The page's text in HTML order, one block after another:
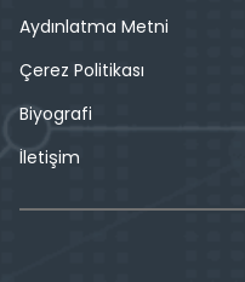
Aydınlatma Metni
Çerez Politikası
Biyografi
İletişim